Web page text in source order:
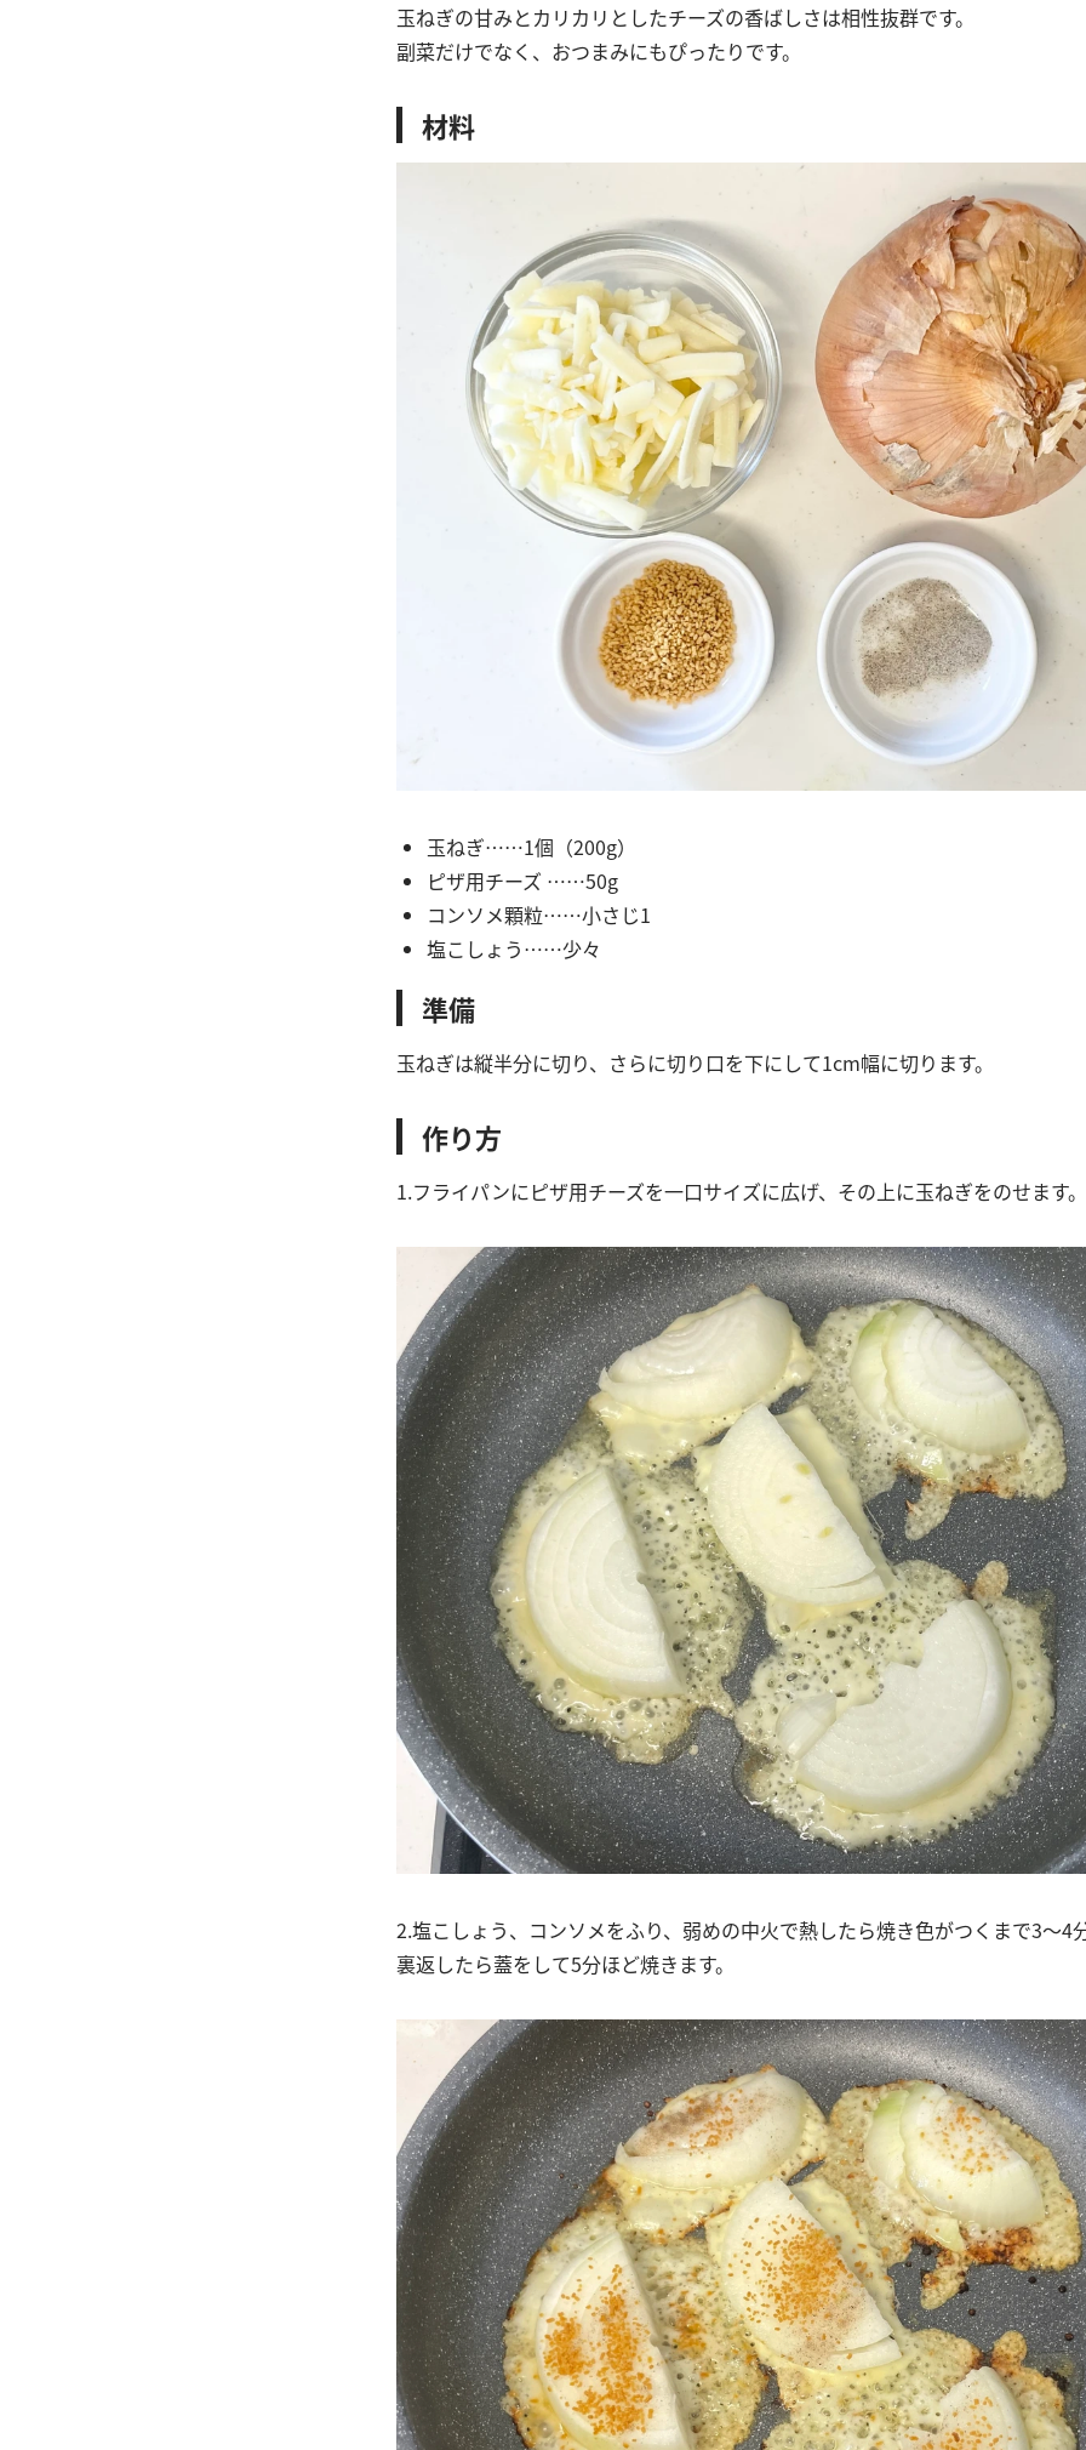
玉ねぎの甘みとカリカリとしたチーズの香ばしさは相性抜群です。
副菜だけでなく、おつまみにもぴったりです。
材料
玉ねぎ……1個（200g）
ピザ用チーズ ……50g
コンソメ顆粒……小さじ1
塩こしょう……少々
準備
玉ねぎは縦半分に切り、さらに切り口を下にして1cm幅に切ります。
作り方
1.フライパンにピザ用チーズを一口サイズに広げ、その上に玉ねぎをのせます。
2.塩こしょう、コンソメをふり、弱めの中火で熱したら焼き色がつくまで3～4
裏返したら蓋をして5分ほど焼きます。